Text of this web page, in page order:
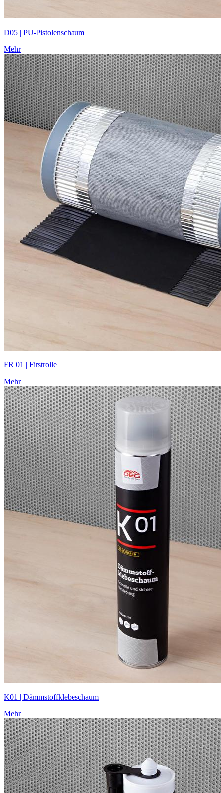
D05 | PU-Pistolenschaum
Mehr
FR 01 | Firstrolle
Mehr
K01 | Dämmstoff­klebeschaum
Mehr